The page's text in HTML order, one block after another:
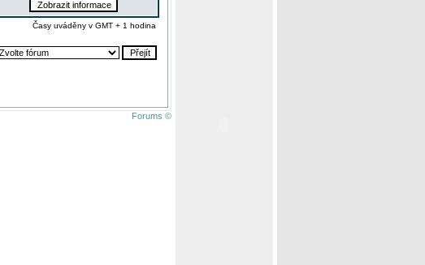
Časy uváděny v GMT + 1 hodina
Forums ©